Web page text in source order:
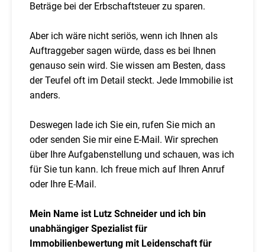
Beträge bei der Erbschaftsteuer zu sparen.
Aber ich wäre nicht seriös, wenn ich Ihnen als
Auftraggeber sagen würde, dass es bei Ihnen
genauso sein wird. Sie wissen am Besten, dass
der Teufel oft im Detail steckt. Jede Immobilie ist
anders.
Deswegen lade ich Sie ein, rufen Sie mich an
oder senden Sie mir eine E-Mail. Wir sprechen
über Ihre Aufgabenstellung und schauen, was ich
für Sie tun kann. Ich freue mich auf Ihren Anruf
oder Ihre E-Mail.
Mein Name ist Lutz Schneider und ich bin
unabhängiger Spezialist für
Immobilienbewertung mit Leidenschaft für